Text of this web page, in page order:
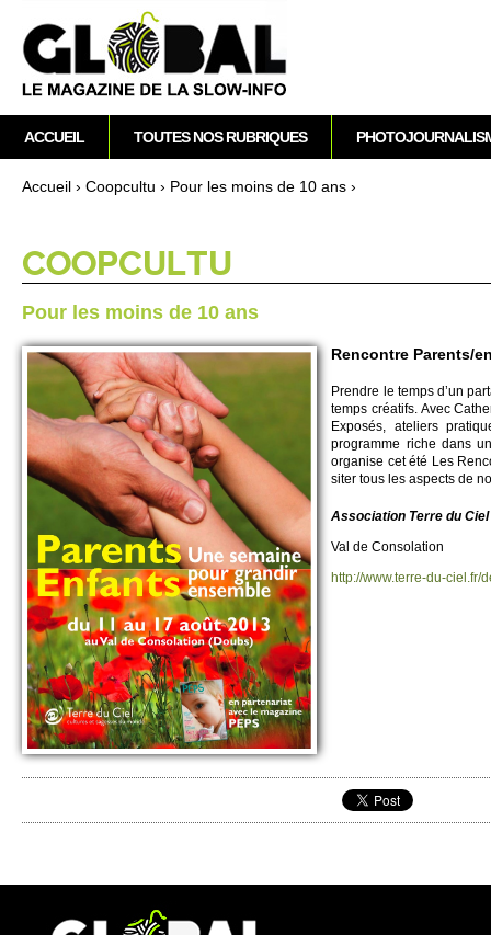
Accueil › Co­opcultu › Pour les moins de 10 ans ›
CO­OPCULTU
Pour les moins de 10 ans
Rencontre Parents/
Prendre le temps d’un
temps créatifs. Avec
Exposés, ate­liers
programme riche dans
organise cet été Les
si­ter tous les aspe­cts de
Asso­ci­ation Terre du
Val de Conso­lation
http://​www.​terre-du-
M
e
n
r
i
n
i
p
a
ACCUEIL TOUTES NOS RUBRIQUES